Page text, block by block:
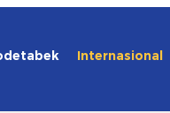
Internasional